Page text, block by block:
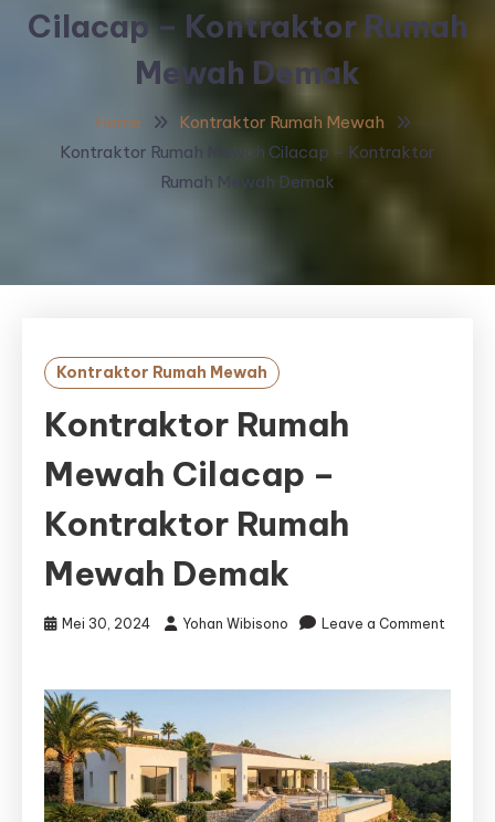
Cilacap – Kontraktor Rumah
Mewah Demak
Home
Kontraktor Rumah Mewah
Kontraktor Rumah Mewah Cilacap – Kontraktor
Rumah Mewah Demak
Kontraktor Rumah Mewah
Kontraktor Rumah
Mewah Cilacap –
Kontraktor Rumah
Mewah Demak
Mei 30, 2024 Yohan Wibisono
Leave a Comment
Rumah
Mewah
Cilacap
–
Kontraktor
Rumah